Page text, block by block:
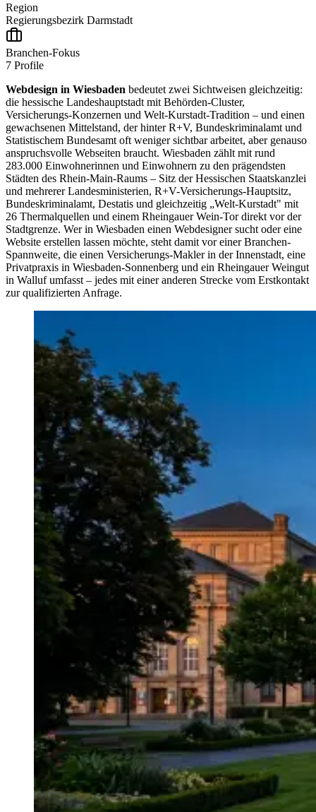
Region
Regierungsbezirk Darmstadt
Branchen-Fokus
7 Profile
Webdesign in Wiesbaden bedeutet zwei Sichtweisen gleichzeitig:
die hessische Landeshauptstadt mit Behörden-Cluster,
Versicherungs-Konzernen und Welt-Kurstadt-Tradition – und einen
gewachsenen Mittelstand, der hinter R+V, Bundeskriminalamt und
Statistischem Bundesamt oft weniger sichtbar arbeitet, aber genauso
anspruchsvolle Webseiten braucht. Wiesbaden zählt mit rund
283.000 Einwohnerinnen und Einwohnern zu den prägendsten
Städten des Rhein-Main-Raums – Sitz der Hessischen Staatskanzlei
und mehrerer Landesministerien, R+V-Versicherungs-Hauptsitz,
Bundeskriminalamt, Destatis und gleichzeitig „Welt-Kurstadt" mit
26 Thermalquellen und einem Rheingauer Wein-Tor direkt vor der
Stadtgrenze. Wer in Wiesbaden einen Webdesigner sucht oder eine
Website erstellen lassen möchte, steht damit vor einer Branchen-
Spannweite, die einen Versicherungs-Makler in der Innenstadt, eine
Privatpraxis in Wiesbaden-Sonnenberg und ein Rheingauer Weingut
in Walluf umfasst – jedes mit einer anderen Strecke vom Erstkontakt
zur qualifizierten Anfrage.